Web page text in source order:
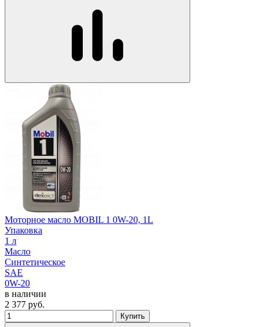
Моторное масло MOBIL 1 0W-20, 1L
Упаковка
1 л
Масло
Синтетическое
SAE
0W-20
в наличии
2 377 руб.
Купить